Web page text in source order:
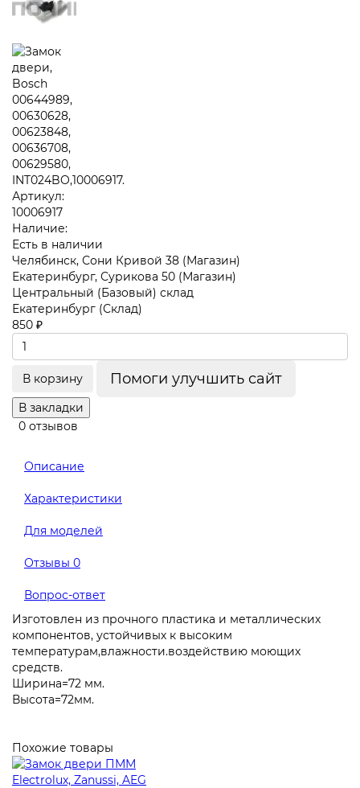
Артикул:
10006917
Наличие:
Есть в наличии
Челябинск, Сони Кривой 38 (Магазин)
Екатеринбург, Сурикова 50 (Магазин)
Центральный (Базовый) склад
Екатеринбург (Склад)
850 ₽
В корзину Помоги улучшить сайт
В закладки
0 отзывов
Описание
Характеристики
Для моделей
Отзывы 0
Вопрос-ответ
Изготовлен из прочного пластика и металлических
компонентов, устойчивых к высоким
температурам,влажности.воздействию моющих
средств.
Ширина=72 мм.
Высота=72мм.
Похожие товары